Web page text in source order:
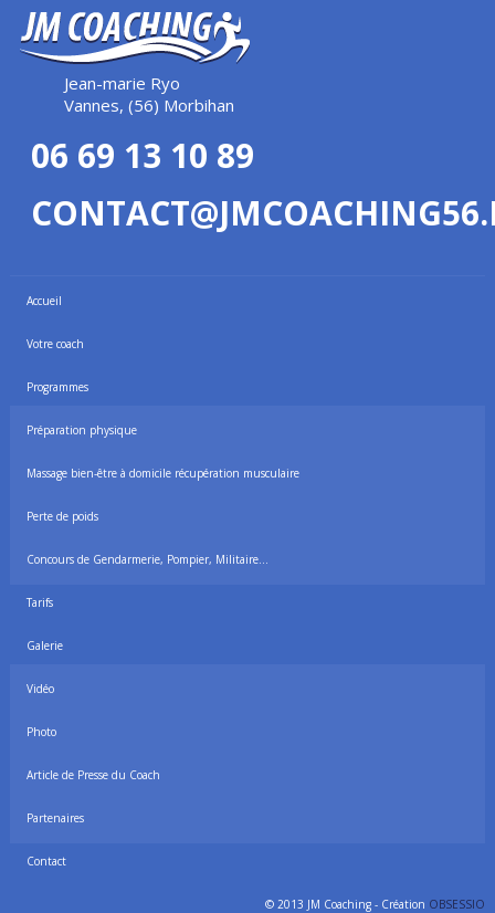
Jean-marie Ryo
Vannes, (56) Morbihan
06 69 13 10 89
Accueil
Votre coach
Programmes
Préparation physique
Massage bien-être à domicile récupération musculaire
Perte de poids
Concours de Gendarmerie, Pompier, Militaire…
Tarifs
Galerie
Vidéo
Photo
Article de Presse du Coach
Partenaires
Contact
© 2013 JM Coaching - Création OBSESSIO